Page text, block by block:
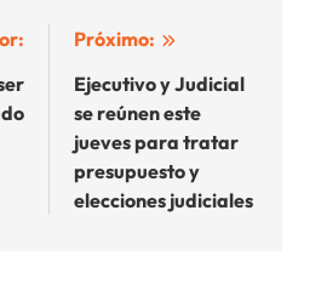
Próximo:
Ejecutivo y Judicial
se reúnen este
jueves para tratar
presupuesto y
elecciones judiciales